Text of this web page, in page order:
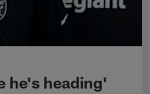
he's heading'